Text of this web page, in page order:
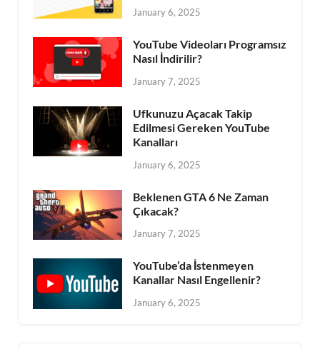
January 6, 2025
YouTube Videoları Programsız
Nasıl İndirilir?
January 7, 2025
Ufkunuzu Açacak Takip
Edilmesi Gereken YouTube
Kanalları
January 6, 2025
Beklenen GTA 6 Ne Zaman
Çıkacak?
January 7, 2025
YouTube’da İstenmeyen
Kanallar Nasıl Engellenir?
January 6, 2025